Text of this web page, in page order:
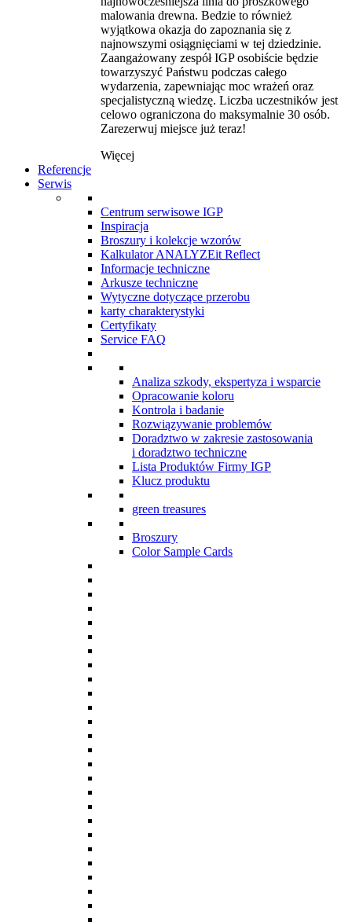
malowania drewna. Bedzie to również
wyjątkowa okazja do zapoznania się z
najnowszymi osiągnięciami w tej dziedzinie.
Zaangażowany zespół IGP osobiście będzie
towarzyszyć Państwu podczas całego
wydarzenia, zapewniając moc wrażeń oraz
specjalistyczną wiedzę. Liczba uczestników jest
celowo ograniczona do maksymalnie 30 osób.
Zarezerwuj miejsce już teraz!
Więcej
Referencje
Serwis
Centrum serwisowe IGP
Inspiracja
Broszury i kolekcje wzorów
Kalkulator ANALYZEit Reflect
Informacje techniczne
Arkusze techniczne
Wytyczne dotyczące przerobu
karty charakterystyki
Certyfikaty
Service FAQ
Analiza szkody, ekspertyza i wsparcie
Opracowanie koloru
Kontrola i badanie
Rozwiązywanie problemów
Doradztwo w zakresie zastosowania
i doradztwo techniczne
Lista Produktów Firmy IGP
Klucz produktu
green treasures
Broszury
Color Sample Cards